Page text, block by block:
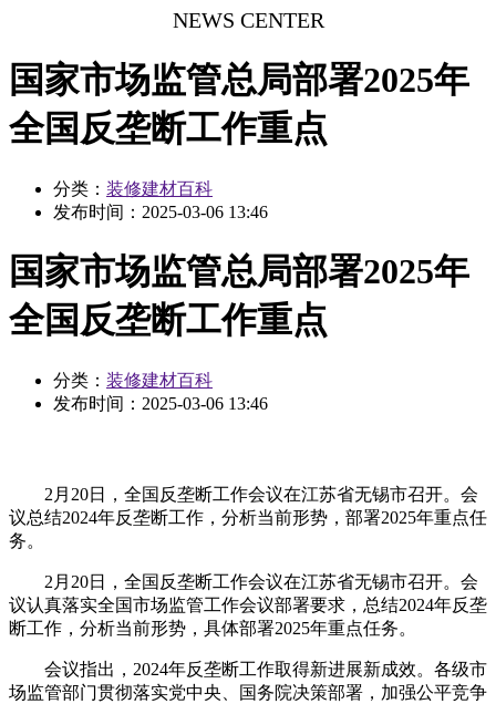
NEWS CENTER
国家市场监管总局部署2025年
全国反垄断工作重点
分类： 装修建材百科
发布时间： 2025-03-06 13:46
国家市场监管总局部署2025年
全国反垄断工作重点
分类： 装修建材百科
发布时间： 2025-03-06 13:46
2月20日，全国反垄断工作会议在江苏省无锡市召开。会
议总结2024年反垄断工作，分析当前形势，部署2025年重点任
务。
2月20日，全国反垄断工作会议在江苏省无锡市召开。会
议认真落实全国市场监管工作会议部署要求，总结2024年反垄
断工作，分析当前形势，具体部署2025年重点任务。
会议指出，2024年反垄断工作取得新进展新成效。各级市
场监管部门贯彻落实党中央、国务院决策部署，加强公平竞争